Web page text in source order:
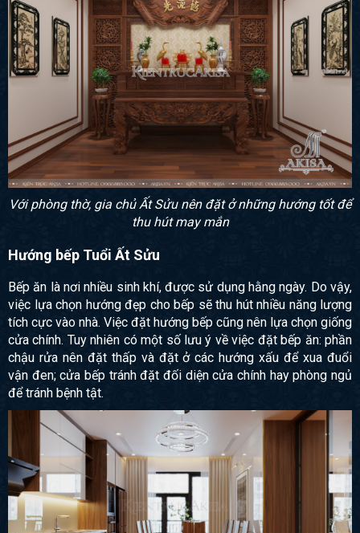
Với phòng thờ, gia chủ Ất Sửu nên đặt ở những hướng tốt để
thu hút may mắn
Hướng bếp Tuổi Ất Sửu
Bếp ăn là nơi nhiều sinh khí, được sử dụng hằng ngày. Do vậy,
việc lựa chọn hướng đẹp cho bếp sẽ thu hút nhiều năng lượng
tích cực vào nhà. Việc đặt hướng bếp cũng nên lựa chọn giống
cửa chính. Tuy nhiên có một số lưu ý về việc đặt bếp ăn: phần
chậu rửa nên đặt thấp và đặt ở các hướng xấu để xua đuổi
vận đen; cửa bếp tránh đặt đối diện cửa chính hay phòng ngủ
để tránh bệnh tật.